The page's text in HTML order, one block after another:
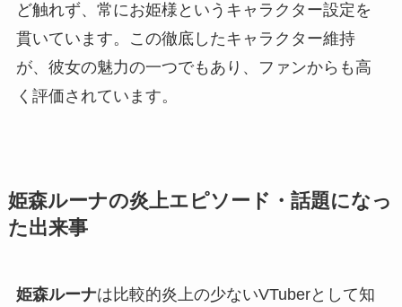
ど触れず、常にお姫様というキャラクター設定を
貫いています。この徹底したキャラクター維持
が、彼女の魅力の一つでもあり、ファンからも高
く評価されています。
姫森ルーナの炎上エピソード・話題になっ
た出来事
姫森ルーナは比較的炎上の少ないVTuberとして知